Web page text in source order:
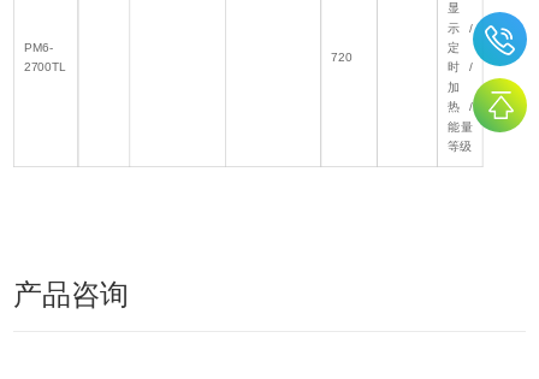
PM6-
2700TL
720
显
示/
定
时/
加
热/
能量
等级
产品咨询